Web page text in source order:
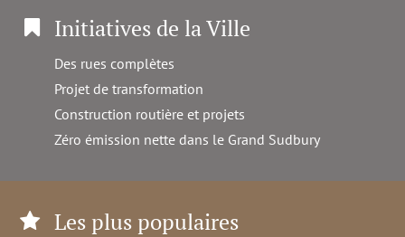
Initiatives de la Ville
Des rues complètes
Projet de transformation
Construction routière et projets
Zéro émission nette dans le Grand Sudbury
Les plus populaires